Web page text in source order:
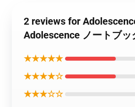
2 reviews for
Adolescence ノートブッ
★★★★★
★★★★☆
★★★☆☆